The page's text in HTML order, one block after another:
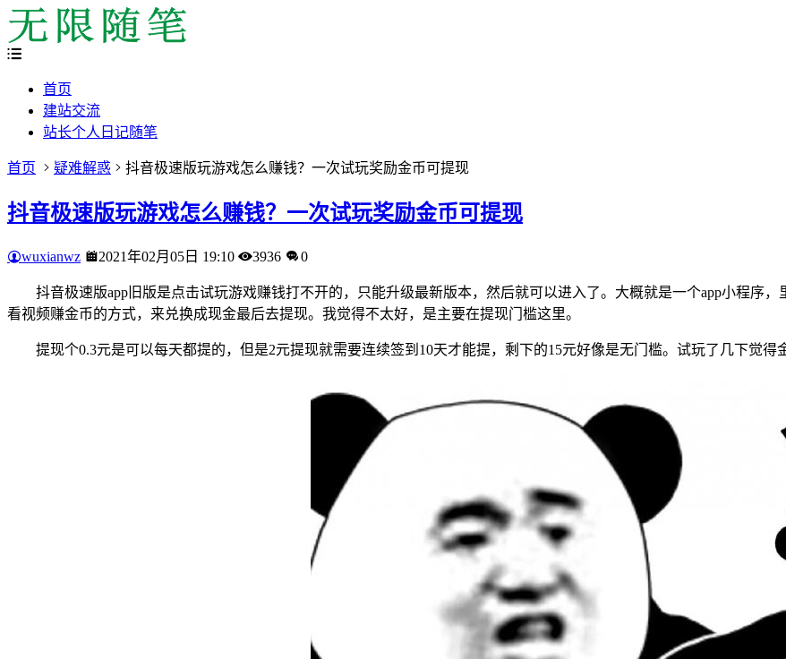
首页
建站交流
站长个人日记随笔
首页 疑难解惑 抖音极速版玩游戏怎么赚钱？一次试玩奖励金币可提现
抖音极速版玩游戏怎么赚钱？一次试玩奖励金币可提现
wuxianwz 2021年02月05日 19:10 3936 0
抖音极速版app旧版是点击试玩游戏赚钱打不开的，只能升级最新版本，然后就可以进入了。大概就是一个app小程序
看视频赚金币的方式，来兑换成现金最后去提现。我觉得不太好，是主要在提现门槛这里。
提现个0.3元是可以每天都提的，但是2元提现就需要连续签到10天才能提，剩下的15元好像是无门槛。试玩了几下觉得